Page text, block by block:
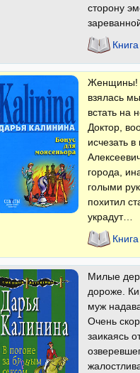
сторону
Женщины!
взялась
встать на
Доктор,
исчезать
города,
голыми
похитил
украдут…
Милые
дороже.
муж
Очень
заикаясь